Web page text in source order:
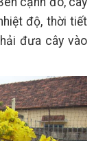
độ, thời tiết
đưa cây vào